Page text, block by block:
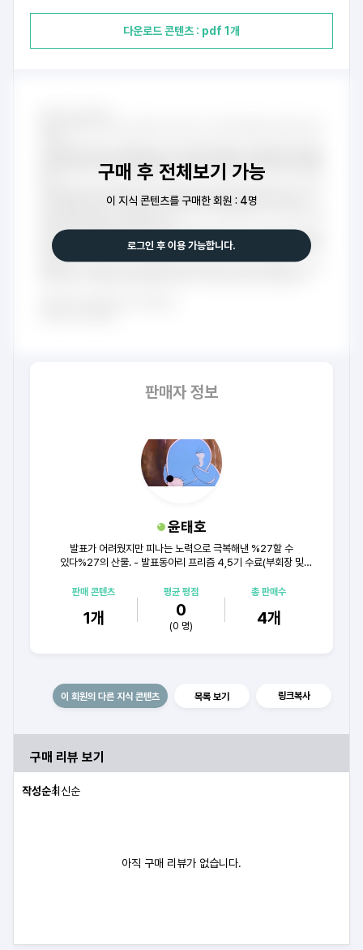
판매자 정보
윤태호
발표가 어려웠지만 피나는 노력으로 극복해낸 %27할 수
있다%27의 산물. - 발표동아리 프리즘 4,5기 수료(부회장 및
프레젠테이션 경진대회 최우수. / 각종 대외활동 발표경력 및
OJT 결과발표 최우수상 수상
판매 콘텐츠
1개
평균 평점
0
(0 명)
총 판매수
4개
다운로드 콘텐츠 : pdf 1개
구매 후 전체보기 가능
이 지식 콘텐츠를 구매한 회원 : 4명
로그인 후 이용 가능합니다.
이 회원의 다른 지식 콘텐츠 목록 보기 링크복사
구매 리뷰 보기
작성순최신순
아직 구매 리뷰가 없습니다.